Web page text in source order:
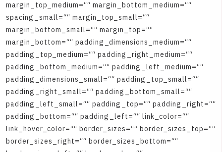
margin top medium=““ margin bottom medium=““
spacing small=““ margin top small=““
margin bottom small=““ margin top=““
margin bottom=““ padding dimensions medium=““
padding top medium=““ padding right medium=““
padding bottom medium=““ padding left medium=““
padding dimensions small=““ padding top small=““
padding right small=““ padding bottom small=““
padding left small=““ padding top=““ padding right=““
padding bottom=““ padding left=““ link color=““
link hover color=““ border sizes=““ border sizes top=““
border sizes right=““ border sizes bottom=““